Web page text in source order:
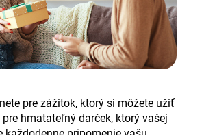
pre zážitok, ktorý si môžete užiť
hmatateľný darček, ktorý vašej